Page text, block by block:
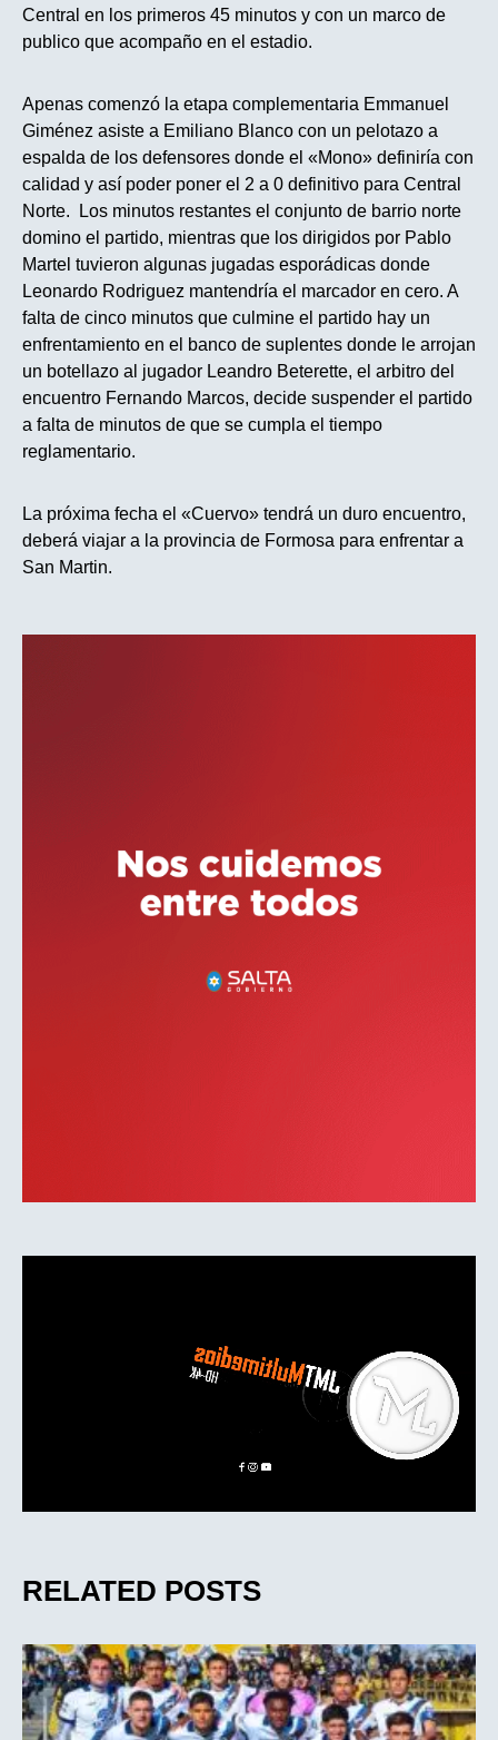
Central en los primeros 45 minutos y con un marco de
publico que acompaño en el estadio.
Apenas comenzó la etapa complementaria Emmanuel
Giménez asiste a Emiliano Blanco con un pelotazo a
espalda de los defensores donde el «Mono» definiría con
calidad y así poder poner el 2 a 0 definitivo para Central
Norte. Los minutos restantes el conjunto de barrio norte
domino el partido, mientras que los dirigidos por Pablo
Martel tuvieron algunas jugadas esporádicas donde
Leonardo Rodriguez mantendría el marcador en cero. A
falta de cinco minutos que culmine el partido hay un
enfrentamiento en el banco de suplentes donde le arrojan
un botellazo al jugador Leandro Beterette, el arbitro del
encuentro Fernando Marcos, decide suspender el partido
a falta de minutos de que se cumpla el tiempo
reglamentario.
La próxima fecha el «Cuervo» tendrá un duro encuentro,
deberá viajar a la provincia de Formosa para enfrentar a
San Martin.
RELATED POSTS